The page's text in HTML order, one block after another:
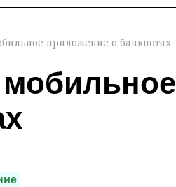
приложение о банкнотах